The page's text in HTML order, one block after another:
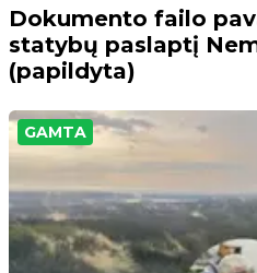
Dokumento failo
statybų paslaptį
(papildyta)
GAMTA